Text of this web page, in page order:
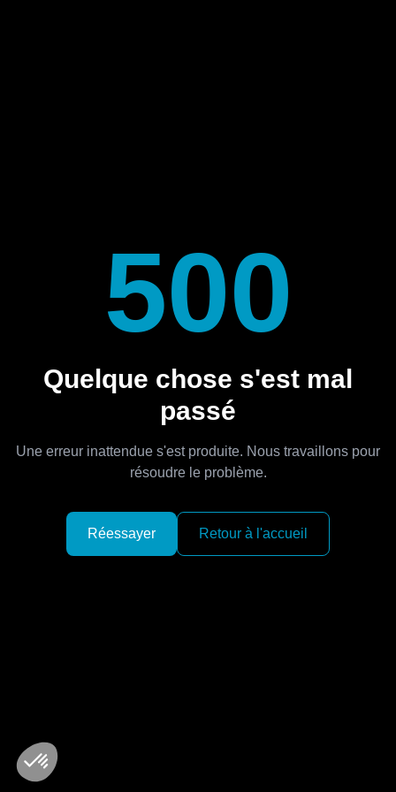
500
Quelque chose s'est mal
passé
Une erreur inattendue s'est produite. Nous travaillons pour
résoudre le problème.
Réessayer Retour à l'accueil